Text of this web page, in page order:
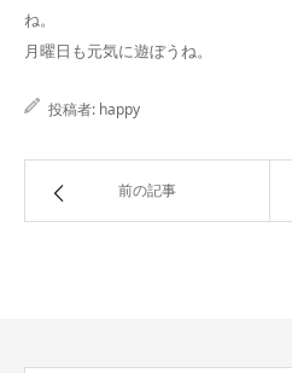
ね。
月曜日も元気に遊ぼうね。
投稿者: happy
前の記事